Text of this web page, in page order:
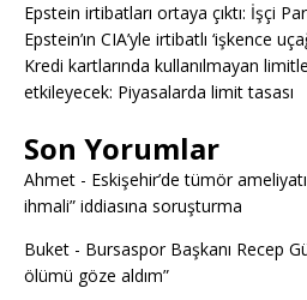
Epstein irtibatları ortaya çıktı: İşçi
Epstein’ın CIA’yle irtibatlı ‘işkence
Kredi kartlarında kullanılmayan
etkileyecek: Piyasalarda limit tasası
Son Yorumlar
Ahmet - Eskişehir’de tümör
ihmali” iddiasına soruşturma
Buket - Bursaspor Başkanı Recep
ölümü göze aldım”